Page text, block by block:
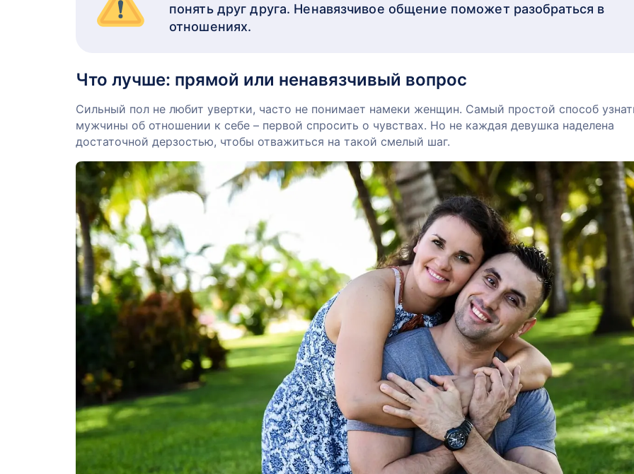
понять друг друга. Ненавязчивое общение поможет разобраться в
отношениях.
Что лучше: прямой или ненавязчивый вопрос
Сильный пол не любит увертки, часто не понимает намеки женщин. Самый простой способ
мужчины об отношении к себе – первой спросить о чувствах. Но не каждая девушка наделена
достаточной дерзостью, чтобы отважиться на такой смелый шаг.